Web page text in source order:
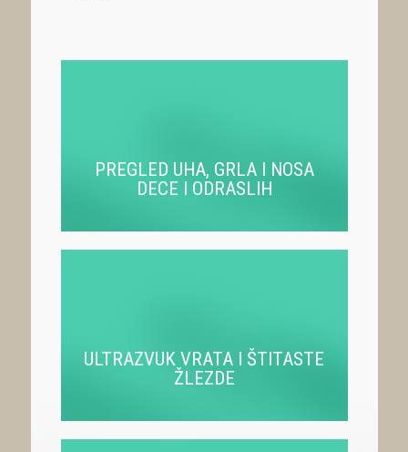
PREGLED UHA, GRLA I NOSA
DECE I ODRASLIH
ULTRAZVUK VRATA I ŠTITASTE
ŽLEZDE